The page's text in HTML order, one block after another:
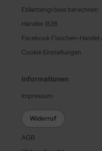
Etikettengrösse berechnen
Händler B2B
Facebook Flaschen-
Cookie Einstellungen
Informationen
Impressum
Widerruf
AGB